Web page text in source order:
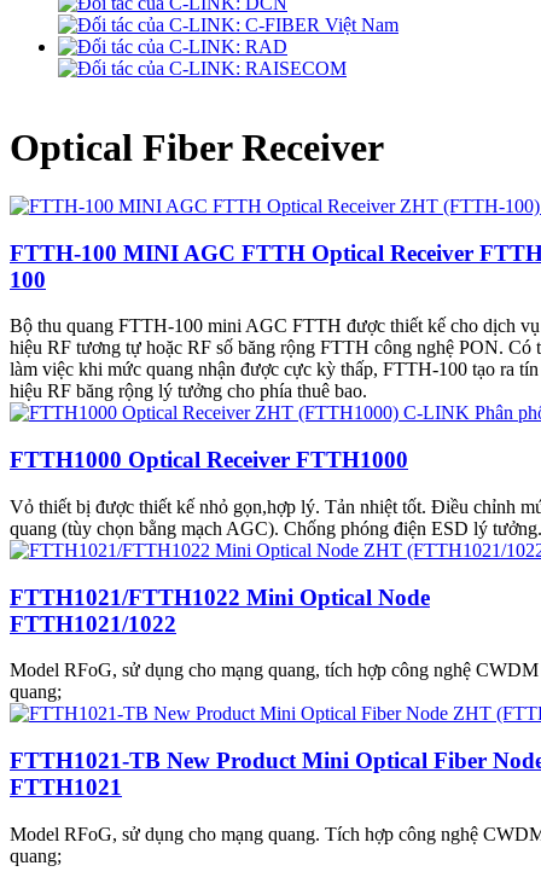
Optical Fiber Receiver
FTTH-100 MINI AGC FTTH Optical Receiver
100
Bộ thu quang FTTH-100 mini AGC FTTH được thiết kế cho dịch
hiệu RF tương tự hoặc RF số băng rộng FTTH công nghệ PON. Có
làm việc khi mức quang nhận được cực kỳ thấp, FTTH-100 tạo ra tín
hiệu RF băng rộng lý tưởng cho phía thuê bao.
FTTH1000 Optical Receiver FTTH1000
Vỏ thiết bị được thiết kế nhỏ gọn,hợp lý. Tản nhiệt tốt. Điều chỉnh
quang (tùy chọn bằng mạch AGC). Chống phóng điện ESD lý tưởng.
FTTH1021/FTTH1022 Mini Optical Node
FTTH1021/1022
Model RFoG, sử dụng cho mạng quang, tích hợp công nghệ
quang;
FTTH1021-TB New Product Mini Optical Fiber
FTTH1021
Model RFoG, sử dụng cho mạng quang. Tích hợp công nghệ
quang;